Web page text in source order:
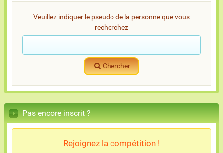
Veuillez indiquer le pseudo de la personne que vous
recherchez
Chercher
Pas encore inscrit ?
Rejoignez la compétition !